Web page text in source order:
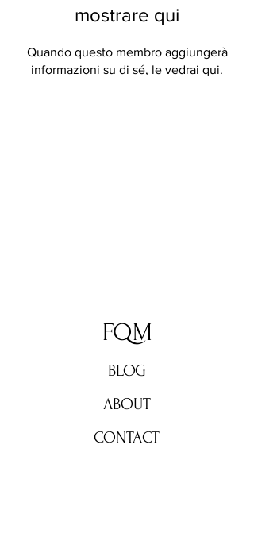
mostrare qui
Quando questo membro aggiungerà
informazioni su di sé, le vedrai qui.
FQM
BLOG
ABOUT
CONTACT